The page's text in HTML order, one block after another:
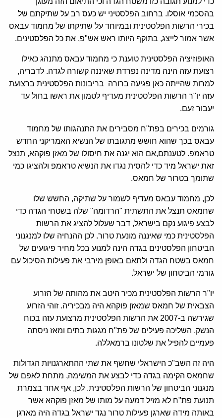
בהסכמי אוסלו. ברחוב הפלסטיני יש כעס רב על שתיקתם של
בכירי הרשות הפלסטינית ובמיוחד על שתיקתו של מחמוד עבאס
אשר אמור לייצג, בתוקף היותו ראש אש"פ, את כל הפלסטינים.
האופוזיציה הפלסטינית טוענת כי מחמוד עבאס מתנהג כאילו
רצועת עזה הינה מדינה נפרדת שאיננה קשורה לגדה. לדבריה,
למרות שהייתה כאן פגיעה ברורה בריבונות הפלסטינית ברצועת
עזה יו"ר הרשות הפלסטינית מעדיף לטמון את ראשו בחול עד
יעבור זעם.
גורמים בכירים בפת"ח מסבירים את התנהגותו של מחמוד
עבאס בכך שהוא חושש מתגובתו של הנשיא האמריקני החדש
טראמפ. לטענתם,אם הוא יגנה את חיסולו של מאזן פוקהא, תנצל
זאת ישראל מיד כדי להסית נגדו את הנשיא טראמפ ולהציגו כמי
שתומך בטרור של חמאס.
לכן, מחמוד עבאס מעדיף לשמור על שתיקה, החשש שלו
שחמאס תנצל את התשתית "הרדומה" שלה בשטחי הגדה כדי
לבצע פיגוע נקם בישראל, דבר שעלול להציג את הרשות
הפלסטינית כמי שאיננה מונעת טרור. לכן ההנחיה שלו למנגנוני
הביטחון הפלסטינים בגדה הינה למנוע בכל מחיר פיגועים של
חמאס בשטח הגדה ולתאם באופן מירבי את פעילות הסיכול עם
גורמי הביטחון של ישראל.
יו"ר הרשות הפלסטינית מכיר היטב את מהותה של הזרוע
הצבאית של חמאס שמאזן פוקהא היה מבכיריה. זוהי הזרוע
שגירשה ב-2007 את הרשות הפלסטינית מרצועת עזה בכוח
הנשק, השליכה פעילים של פת"ח מגגות בתים ומאז ניסתה
פעמיים להפיל את שלטונו ברמאללה.
היה זה השב"כ הישראלי שחשף את שתי ההתארגנויות הגדולות
שחמאס הקימה בגדה כדי לבצע את המשימה, מתחת לאפם של
מנגנוני הביטחון של הרשות הפלסטינית. לכן, אף אחד בצמרת
תנועת פת"ח לא מזיל דמעה על מותו של מאזן פוקהא אשר
באותה מידה שארגן פעילות טרור נגד ישראל בגדה היה מארגן